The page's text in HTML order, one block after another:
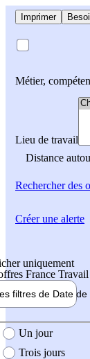
Imprimer
Métier,
Lieu de travail
Distance
Rechercherdes
uniquement
France Travail
filtres de Date de
création de l'offre
Un jour
Trois jours
Créer une alerte